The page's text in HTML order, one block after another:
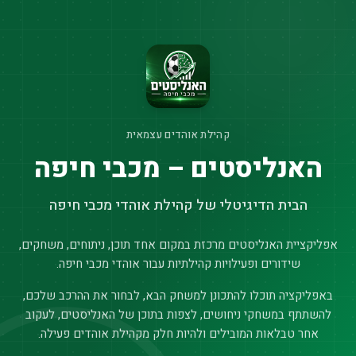
קהילת אוהדים עצמאית
האנליסטים – מכבי חיפה
הבית הדיגיטלי של קהילת אוהדי מכבי חיפה
אפליקציית האנליסטים מרכזת במקום אחד תוכן, ניתוחים, משחקים,
שידורים ופעילויות קהילתיות עבור אוהדי מכבי חיפה.
באפליקציה תוכלו להתכונן למשחק הבא, לבחור את ההרכב שלכם,
להשתתף במשחקי ניחושים, לצפות בתוכן של האנליסטים, לעקוב
אחר טבלאות המובילים ולהיות חלק מקהילת אוהדים פעילה.